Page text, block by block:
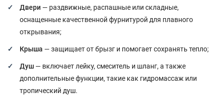
Двери — раздвижные, распашные или складные,
оснащенные качественной фурнитурой для плавного
открывания;
Крыша — защищает от брызг и помогает сохранять тепло;
Душ — включает лейку, смеситель и шланг, а также
дополнительные функции, такие как гидромассаж или
тропический душ.